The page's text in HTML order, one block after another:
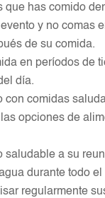
que has comido
y no comas
de su comida.
en períodos de
día.
con comidas
opciones de
saludable a su
durante todo
regularmente